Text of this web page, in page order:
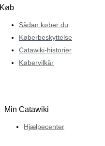
Køb
Sådan køber du
Køberbeskyttelse
Catawiki-historier
Købervilkår
Min Catawiki
Hjælpecenter